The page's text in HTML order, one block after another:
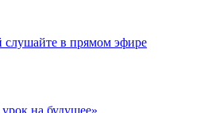
слушайте в прямом эфире
на будущее»